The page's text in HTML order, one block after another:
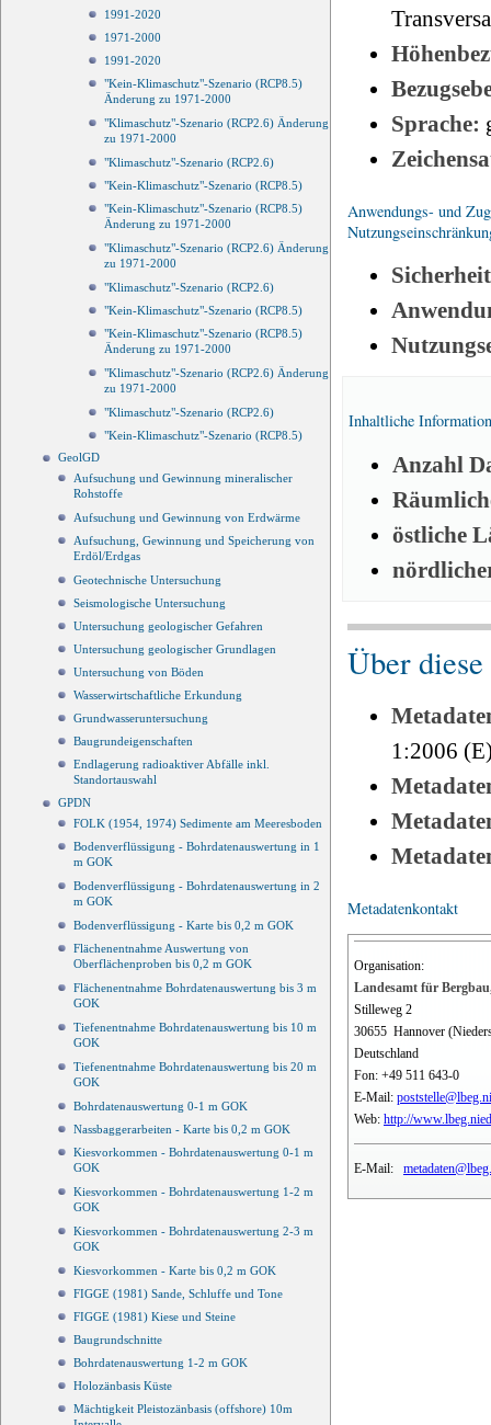
1991-2020
1971-2000
1991-2020
"Kein-Klimaschutz"-Szenario (RCP8.5)
Änderung zu 1971-2000
"Klimaschutz"-Szenario (RCP2.6) Änderung
zu 1971-2000
"Klimaschutz"-Szenario (RCP2.6)
"Kein-Klimaschutz"-Szenario (RCP8.5)
"Kein-Klimaschutz"-Szenario (RCP8.5)
Änderung zu 1971-2000
"Klimaschutz"-Szenario (RCP2.6) Änderung
zu 1971-2000
"Klimaschutz"-Szenario (RCP2.6)
"Kein-Klimaschutz"-Szenario (RCP8.5)
"Kein-Klimaschutz"-Szenario (RCP8.5)
Änderung zu 1971-2000
"Klimaschutz"-Szenario (RCP2.6) Änderung
zu 1971-2000
"Klimaschutz"-Szenario (RCP2.6)
"Kein-Klimaschutz"-Szenario (RCP8.5)
GeolGD
Aufsuchung und Gewinnung mineralischer
Rohstoffe
Aufsuchung und Gewinnung von Erdwärme
Aufsuchung, Gewinnung und Speicherung von
Erdöl/Erdgas
Geotechnische Untersuchung
Seismologische Untersuchung
Untersuchung geologischer Gefahren
Untersuchung geologischer Grundlagen
Untersuchung von Böden
Wasserwirtschaftliche Erkundung
Grundwasseruntersuchung
Baugrundeigenschaften
Endlagerung radioaktiver Abfälle inkl.
Standortauswahl
GPDN
FOLK (1954, 1974) Sedimente am Meeresboden
Bodenverflüssigung - Bohrdatenauswertung in 1
m GOK
Bodenverflüssigung - Bohrdatenauswertung in 2
m GOK
Bodenverflüssigung - Karte bis 0,2 m GOK
Flächenentnahme Auswertung von
Oberflächenproben bis 0,2 m GOK
Flächenentnahme Bohrdatenauswertung bis 3 m
GOK
Tiefenentnahme Bohrdatenauswertung bis 10 m
GOK
Tiefenentnahme Bohrdatenauswertung bis 20 m
GOK
Bohrdatenauswertung 0-1 m GOK
Nassbaggerarbeiten - Karte bis 0,2 m GOK
Kiesvorkommen - Bohrdatenauswertung 0-1 m
GOK
Kiesvorkommen - Bohrdatenauswertung 1-2 m
GOK
Kiesvorkommen - Bohrdatenauswertung 2-3 m
GOK
Kiesvorkommen - Karte bis 0,2 m GOK
FIGGE (1981) Sande, Schluffe und Tone
FIGGE (1981) Kiese und Steine
Baugrundschnitte
Bohrdatenauswertung 1-2 m GOK
Holozänbasis Küste
Mächtigkeit Pleistozänbasis (offshore) 10m
Sprache:
Anwendungs- und
Inhaltliche
Anzahl
östliche
Über
1:2006
Metadatenkontakt
Organisation:
Landesamt für
Stilleweg 2
30655 Hannover
Deutschland
Fon: +49 511 643-0
E-Mail:
Web: http://
E-Mail: